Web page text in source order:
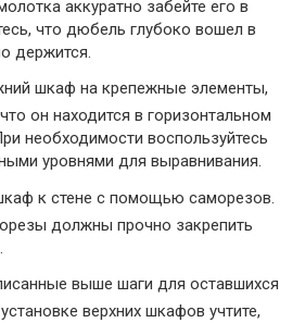
аккуратно забейте его в
что дюбель глубоко вошел в
держится.
шкаф на крепежные элементы,
он находится в горизонтальном
необходимости воспользуйтесь
уровнями для выравнивания.
к стене с помощью саморезов.
должны прочно закрепить
выше шаги для оставшихся
верхних шкафов учтите,